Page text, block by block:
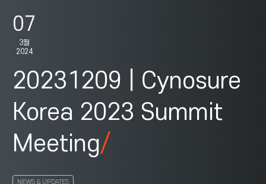
07
3월
2024
20231209 | Cynosure
Korea 2023 Summit
Meeting
NEWS & UPDATES